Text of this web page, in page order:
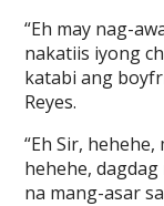
“Eh may nag-
nakatiis iyong
katabi ang
Reyes.
“Eh Sir, hehehe,
hehehe,
na mang-asar